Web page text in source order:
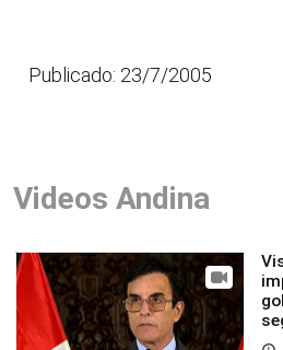
Publicado: 23/7/2005
Videos Andina